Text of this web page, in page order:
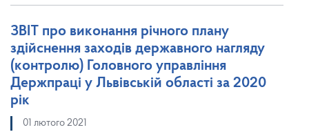
ЗВІТ про виконання річного плану
здійснення заходів державного нагляду
(контролю) Головного управління
Держпраці у Львівській області за 2020
рік
01 лютого 2021